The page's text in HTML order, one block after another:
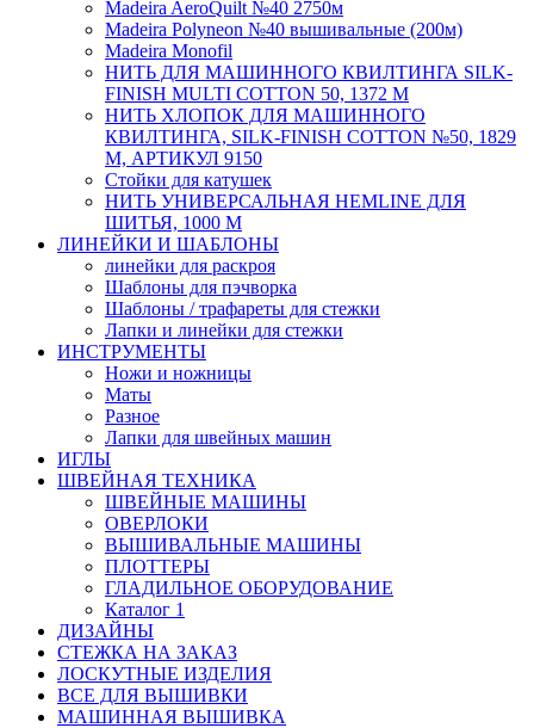
Madeira AeroQuilt №40 2750м
Madeira Polyneon №40 вышивальные (200м)
Мadeira Monofil
НИТЬ ДЛЯ МАШИННОГО КВИЛТИНГА SILK-
FINISH MULTI COTTON 50, 1372 М
НИТЬ ХЛОПОК ДЛЯ МАШИННОГО
КВИЛТИНГА, SILK-FINISH COTTON №50, 1829
М, АРТИКУЛ 9150
Стойки для катушек
НИТЬ УНИВЕРСАЛЬНАЯ HEMLINE ДЛЯ
ШИТЬЯ, 1000 М
ЛИНЕЙКИ И ШАБЛОНЫ
линейки для раскроя
Шаблоны для пэчворка
Шаблоны / трафареты для стежки
Лапки и линейки для стежки
ИНСТРУМЕНТЫ
Ножи и ножницы
Маты
Разное
Лапки для швейных машин
ИГЛЫ
ШВЕЙНАЯ ТЕХНИКА
ШВЕЙНЫЕ МАШИНЫ
ОВЕРЛОКИ
ВЫШИВАЛЬНЫЕ МАШИНЫ
ПЛОТТЕРЫ
ГЛАДИЛЬНОЕ ОБОРУДОВАНИЕ
Каталог 1
ДИЗАЙНЫ
СТЕЖКА НА ЗАКАЗ
ЛОСКУТНЫЕ ИЗДЕЛИЯ
ВСЕ ДЛЯ ВЫШИВКИ
МАШИННАЯ ВЫШИВКА